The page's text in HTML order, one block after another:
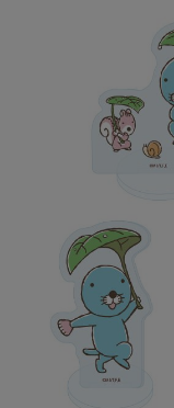
おすすめ
書籍
colleize B
OX